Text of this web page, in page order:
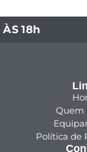
18h
Quem
Política de